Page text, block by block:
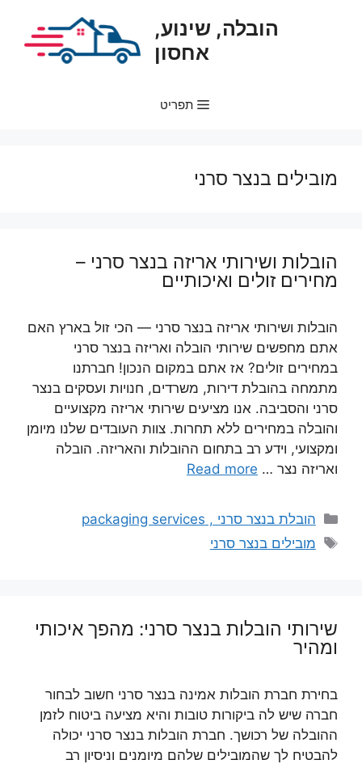
הובלה, שינוע,
אחסון
תפריט
מובילים בנצר סרני
הובלות ושירותי אריזה בנצר סרני –
מחירים זולים ואיכותיים
הובלות ושירותי אריזה בנצר סרני — הכי זול בארץ האם
אתם מחפשים שירותי הובלה ואריזה בנצר סרני
במחירים זולים? אז אתם במקום הנכון! חברתנו
מתמחה בהובלת דירות, משרדים, חנויות ועסקים בנצר
סרני והסביבה. אנו מציעים שירותי אריזה מקצועיים
והובלה במחירים ללא תחרות. צוות העובדים שלנו מיומן
ומקצועי, וידע רב בתחום ההובלות והאריזה. הובלה
ואריזה נצר … Read more
קטגוריות
הובלת בנצר סרני , packaging services
תגיות
מובילים בנצר סרני
שירותי הובלות בנצר סרני: מהפך איכותי
ומהיר
בחירת חברת הובלות אמינה בנצר סרני חשוב לבחור
חברה שיש לה ביקורות טובות והיא מציעה ביטוח לזמן
ההובלה של רכושך. חברת הובלות בנצר סרני יכולה
להבטיח לך שהמובילים שלהם מיומנים וניסיון רב